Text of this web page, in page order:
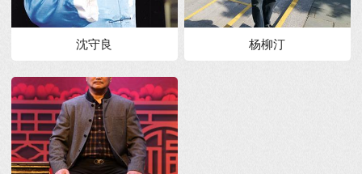
沈守良 杨柳汀